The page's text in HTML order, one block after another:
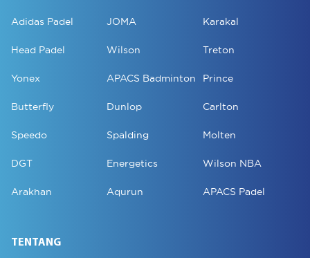
Adidas Padel JOMA Karakal
Head Padel Wilson Treton
Yonex APACS Badminton Prince
Butterfly Dunlop Carlton
Speedo Spalding Molten
DGT Energetics Wilson NBA
Arakhan Aqurun APACS Padel
TENTANG